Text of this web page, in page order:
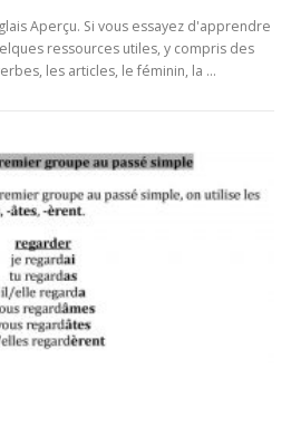
Aperçu. Si vous essayez d'apprendre
ressources utiles, y compris des
les articles, le féminin, la …